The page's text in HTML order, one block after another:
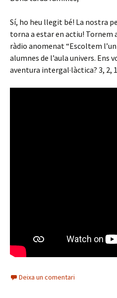
Sí, ho heu llegit bé! La nostra
torna a estar en actiu! Tornem
ràdio anomenat “Escoltem
alumnes de l’aula univers. Ens
aventura intergal·làctica? 3, 2,
Deixa un comentari